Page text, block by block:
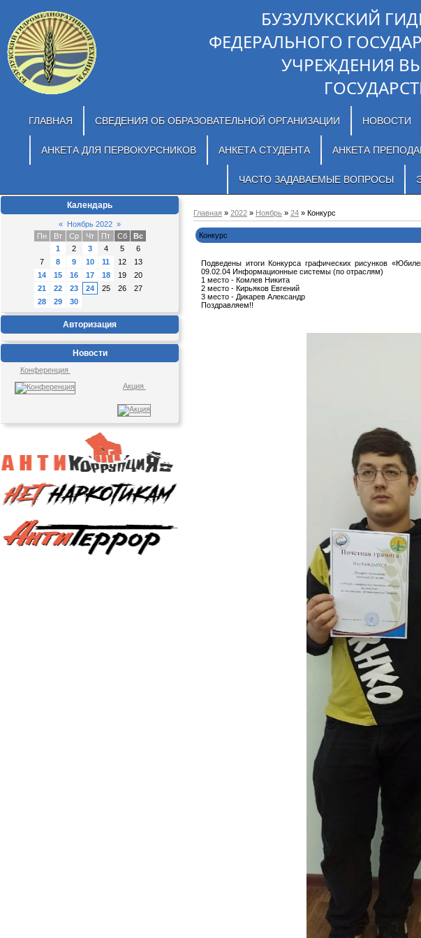
БУЗУЛУКСКИЙ
ФЕДЕРАЛЬНОГО
УЧРЕЖДЕНИЯ
ГЛАВНАЯ СВЕДЕНИЯ ОБ ОБРАЗОВАТЕЛЬНОЙ ОРГАНИЗАЦИИ НОВОСТИ
АНКЕТА ДЛЯ ПЕРВОКУРСНИКОВ АНКЕТА СТУДЕНТА АНКЕТА
ЧАСТО ЗАДАВАЕМЫЕ ВОПРОСЫ
Календарь
« Ноябрь 2022 »
Пн
Вт Ср Чт Пт Сб
Вс
1
2 3 4 5
6
7
8 9 10 11 12
13
14
15 16 17 18 19
20
21
22 23 24 25 26
27
28
29 30
Авторизация
Новости
Конференция
Акция
Главная » 2022 » Ноябрь » 24 » Конкурс
Конкурс
Подведены итоги Конкурса графических рисунков
09.02.04 Информационные системы (по отраслям)
1 место - Комлев Никита
2 место - Кирьяков Евгений
3 место - Дикарев Александр
Поздравляем!!